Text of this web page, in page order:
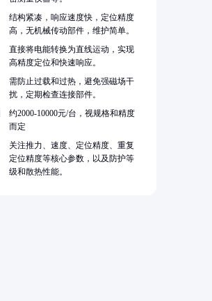
结构紧凑，响应速度快，定位精度
高，无机械传动部件，维护简单。
直接将电能转换为直线运动，实现
高精度定位和快速响应。
需防止过载和过热，避免强磁场干
扰，定期检查连接部件。
约2000-10000元/台，视规格和精度
而定
关注推力、速度、定位精度、重复
定位精度等核心参数，以及防护等
级和散热性能。